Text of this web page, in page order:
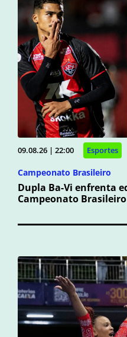
09.08.26 | 22:00 Esportes
Campeonato Brasileiro
Dupla Ba-Vi enfrenta
Campeonato Brasileiro